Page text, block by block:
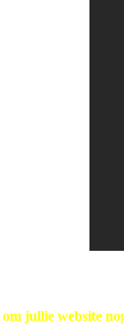
om jullie website